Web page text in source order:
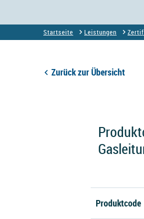
Startseite Leistungen
Zurück zur Übersicht
Produktcode